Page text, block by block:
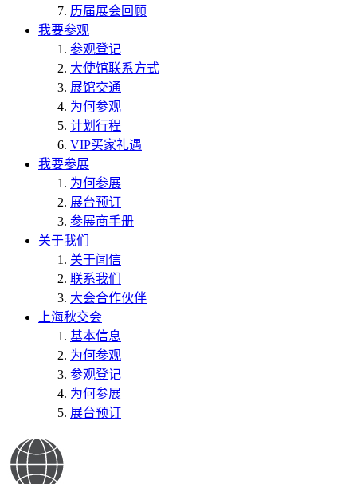
历届展会回顾
我要参观
参观登记
大使馆联系方式
展馆交通
为何参观
计划行程
VIP买家礼遇
我要参展
为何参展
展台预订
参展商手册
关于我们
关于闻信
联系我们
大会合作伙伴
上海秋交会
基本信息
为何参观
参观登记
为何参展
展台预订